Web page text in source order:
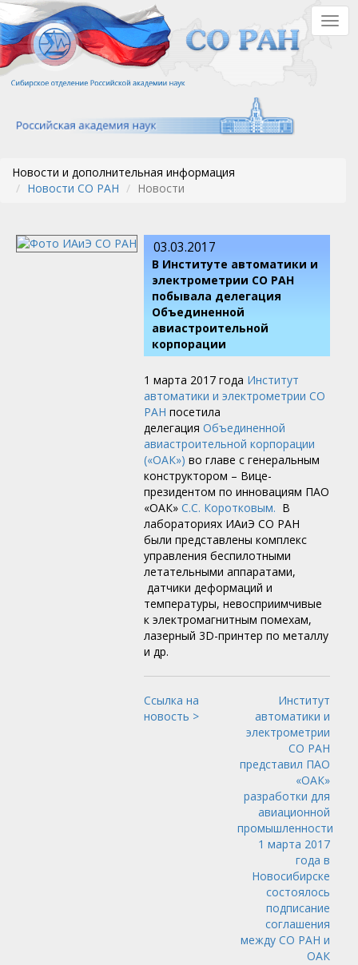
Перейти
к
основному
содержанию
Новости и дополнительная информация
Новости СО РАН
Новости
03.03.2017
В Институте автоматики и
электрометрии СО РАН
побывала делегация
Объединенной
авиастроительной
корпорации
1 марта 2017 года Институт
автоматики и электрометрии СО
РАН посетила
делегация Объединенной
авиастроительной корпорации
(«ОАК») во главе с генеральным
конструктором – Вице-
президентом по инновациям ПАО
«ОАК» С.С. Коротковым. В
лабораториях ИАиЭ СО РАН
были представлены комплекс
управления беспилотными
летательными аппаратами,
датчики деформаций и
температуры, невосприимчивые
к электромагнитным помехам,
лазерный 3D-принтер по металлу
и др.
Ссылка на
новость >
Институт
автоматики и
электрометрии
СО РАН
представил ПАО
«ОАК»
разработки для
авиационной
промышленности
1 марта 2017
года в
Новосибирске
состоялось
подписание
соглашения
между СО РАН и
ОАК